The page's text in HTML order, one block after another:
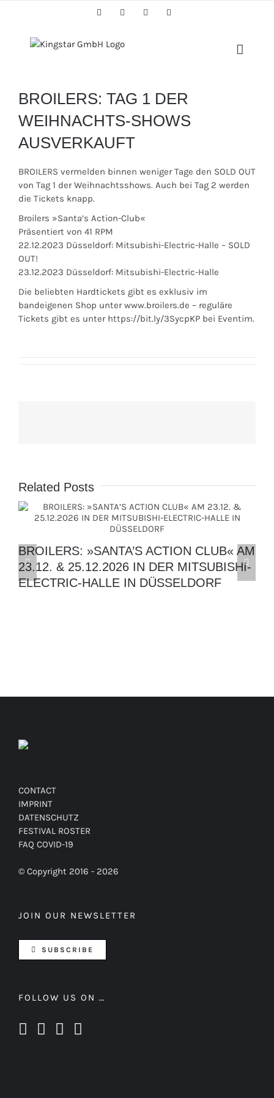
FacebookTwitter Instagram
BROILERS: TAG 1 DER
WEIHNACHTS-SHOWS
AUSVERKAUFT
BROILERS vermelden binnen weniger Tage den SOLD OUT
von Tag 1 der Weihnachtsshows. Auch bei Tag 2 werden
die Tickets knapp.
Broilers »Santa’s Action-Club«
Präsentiert von 41 RPM
22.12.2023 Düsseldorf: Mitsubishi-Electric-Halle – SOLD
OUT!
23.12.2023 Düsseldorf: Mitsubishi-Electric-Halle
Die beliebten Hardtickets gibt es exklusiv im
bandeigenen Shop unter www.broilers.de – reguläre
Tickets gibt es unter https://bit.ly/3SycpKP bei Eventim.
Related Posts
BROILERS: »SANTA’S ACTION CLUB« AM
23.12. & 25.12.2026 IN DER MITSUBISHI-
ELECTRIC-HALLE IN DÜSSELDORF
CONTACT
IMPRINT
DATENSCHUTZ
FESTIVAL ROSTER
FAQ COVID-19
© Copyright 2016 - 2026
JOIN OUR NEWSLETTER
SUBSCRIBE
FOLLOW US ON …